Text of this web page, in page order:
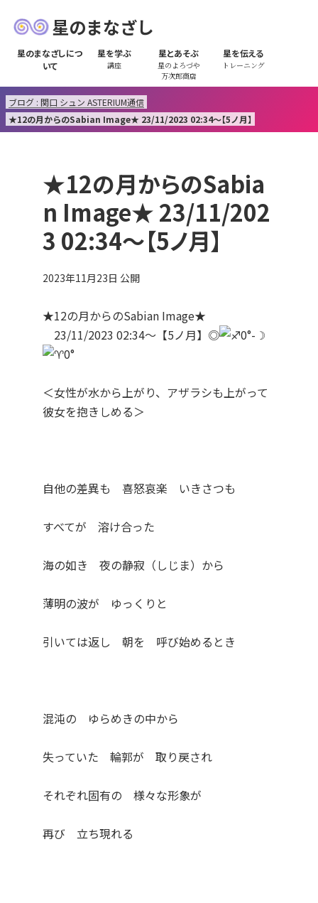
星のまなざし
星のまなざしにつ
いて
星を学ぶ
講座
星とあそぶ
星のよろづや
万次郎商店
星を伝える
トレーニング
ブログ : 関口 シュン ASTERIUM通信
★12の月からのSabian Image★ 23/11/2023 02:34～【5ノ月】
★12の月からのSabia
n Image★ 23/11/202
3 02:34～【5ノ月】
2023年11月23日 公開
★12の月からのSabian Image★
23/11/2023 02:34～【5ノ月】◎
0°-☽
0°
＜女性が水から上がり、アザラシも上がって
彼女を抱きしめる＞
自他の差異も 喜怒哀楽 いきさつも
すべてが 溶け合った
海の如き 夜の静寂（しじま）から
薄明の波が ゆっくりと
引いては返し 朝を 呼び始めるとき
混沌の ゆらめきの中から
失っていた 輪郭が 取り戻され
それぞれ固有の 様々な形象が
再び 立ち現れる